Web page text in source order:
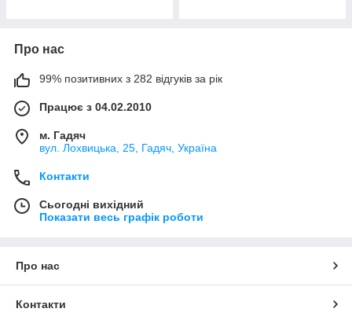
Про нас
99% позитивних з 282 відгуків за рік
Працює з 04.02.2010
м. Гадяч
вул. Лохвицька, 25, Гадяч, Україна
Контакти
Сьогодні вихідний
Показати весь графік роботи
Про нас
Контакти